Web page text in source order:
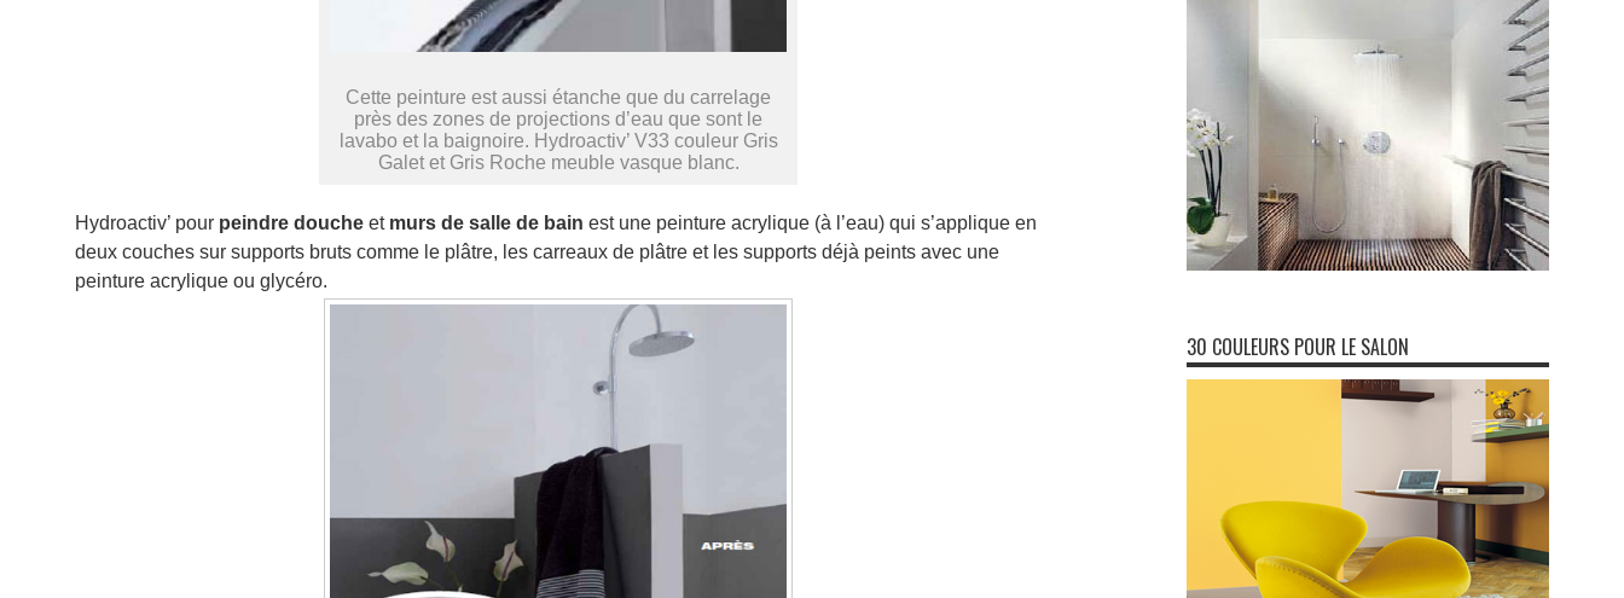
Cette peinture est aussi étanche que du carrelage
près des zones de projections d’eau que sont le
lavabo et la baignoire. Hydroactiv’ V33 couleur Gris
Galet et Gris Roche meuble vasque blanc.
Hydroactiv’ pour peindre douche etmurs de salle de bain est une peinture acrylique (à l’eau) qui s’applique en
deux couches sur supports bruts comme le plâtre, les carreaux de plâtre et les supports déjà peints avec une
peinture acrylique ou glycéro.
30 COULEURS POUR LE SALON